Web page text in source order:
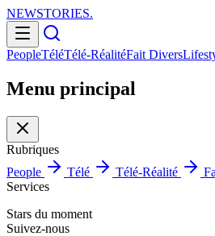
NEWSTORIES.
PeopleTéléTélé-RéalitéFait Divers
Menu principal
Rubriques
People
Télé Télé-Réalité
Services
Stars du moment
Suivez-nous